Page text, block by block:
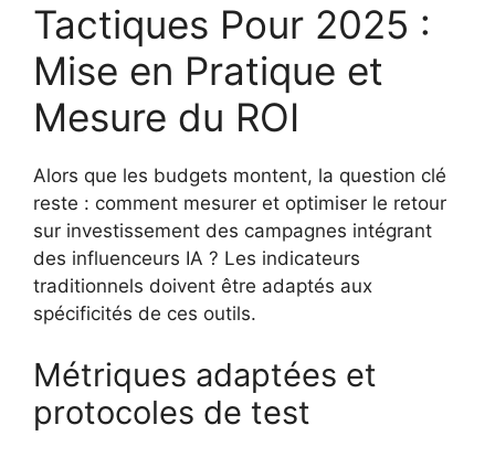
Tactiques Pour 2025 :
Mise en Pratique et
Mesure du ROI
Alors que les budgets montent, la question clé
reste : comment mesurer et optimiser le retour
sur investissement des campagnes intégrant
des influenceurs IA ? Les indicateurs
traditionnels doivent être adaptés aux
spécificités de ces outils.
Métriques adaptées et
protocoles de test